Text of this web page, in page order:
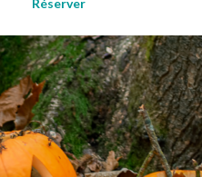
Réserver